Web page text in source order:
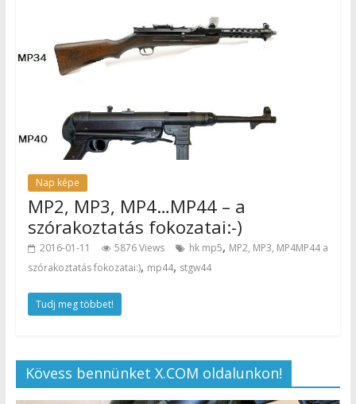
Nap képe
MP2, MP3, MP4…MP44 – a
szórakoztatás fokozatai:-)
2016-01-11 5876 Views hk mp5, MP2, MP3, MP4MP44 a
szórakoztatás fokozatai:), mp44, stgw44
Tudj meg többet!
Kövess bennünket X.COM oldalunkon!